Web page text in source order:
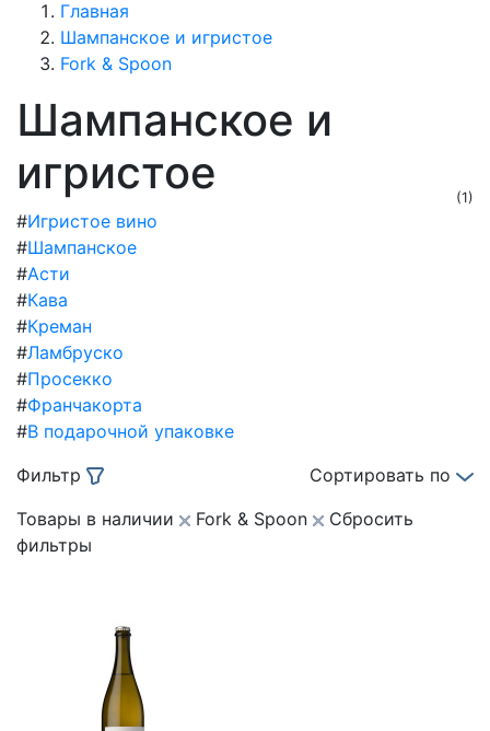
Главная
Шампанское и игристое
Fork & Spoon
Шампанское и
игристое
(1)
#Игристое вино
#Шампанское
#Асти
#Кава
#Креман
#Ламбруско
#Просекко
#Франчакорта
#В подарочной упаковке
Фильтр
Сортировать по
Товары в наличии
Fork & Spoon
Сбросить
фильтры